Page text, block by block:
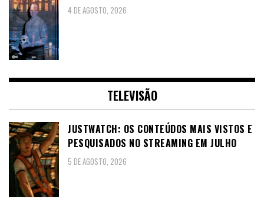
4 DE AGOSTO, 2026
TELEVISÃO
JUSTWATCH: OS CONTEÚDOS MAIS VISTOS E
PESQUISADOS NO STREAMING EM JULHO
5 DE AGOSTO, 2026